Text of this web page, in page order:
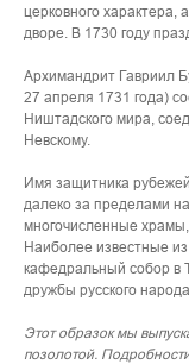
церковного характера,
дворе. В 1730 году
Архимандрит Гавриил
27 апреля 1731 года)
Ништадского мира,
Невскому.
Имя защитника
далеко за пределами
многочисленные
Наиболее известные
кафедральный собор в
дружбы русского
Этот образок мы
позолотой.